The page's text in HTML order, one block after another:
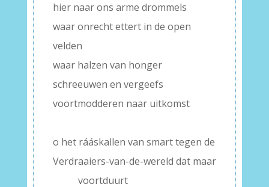
hier naar ons arme drommels
waar onrecht ettert in de open
velden
waar halzen van honger
schreeuwen en vergeefs
voortmodderen naar uitkomst
o het rááskallen van smart tegen de
Verdraaiers-van-de-wereld dat maar
voortduurt